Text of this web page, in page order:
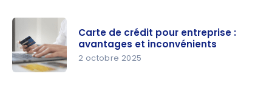
meilleures
cartes de
crédit pour
entreprise
Carte de crédit pour entreprise :
avantages et inconvénients
2 octobre 2025